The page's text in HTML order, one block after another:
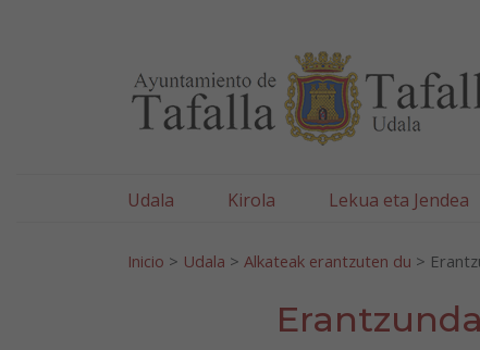
Udala Kirola Lekua eta Jendea
Inicio > Udala > Alkateak erantzuten du >